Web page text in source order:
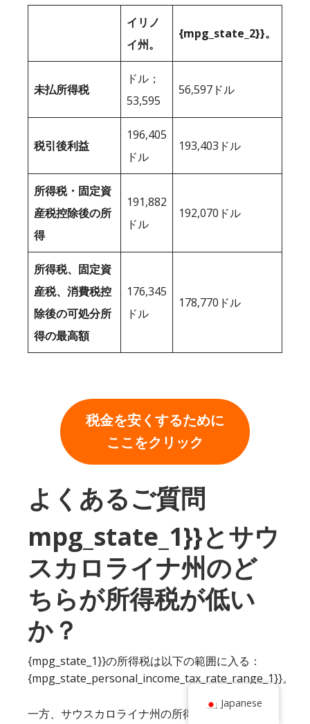
イリノ
イ州。
{mpg_state_2}}。
未払所得税
ドル；
53,595
56,597ドル
税引後利益
196,405
ドル
193,403ドル
所得税・固定資
産税控除後の所
得
191,882
ドル
192,070ドル
所得税、固定資
産税、消費税控
除後の可処分所
得の最高額
176,345
ドル
178,770ドル
税金を安くするために
ここをクリック
よくあるご質問
mpg_state_1}}とサウ
スカロライナ州のど
ちらが所得税が低い
か？
{mpg_state_1}}の所得税は以下の範囲に入る：
{mpg_state_personal_income_tax_rate_range_1}}。
一方、サウスカロライナ州の所得税は以下の通り。
Japanese